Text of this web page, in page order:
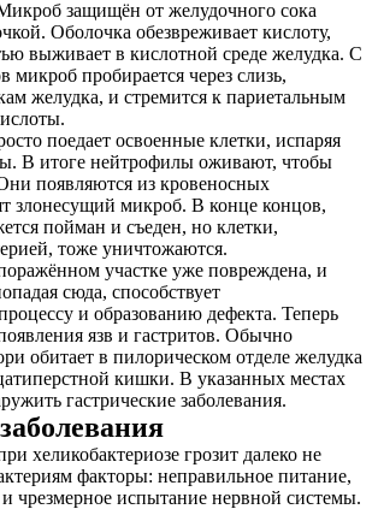
защищён от желудочного сока
Оболочка обезвреживает кислоту,
выживает в кислотной среде желудка. С
пробирается через слизь,
желудка, и стремится к париетальным
поедает освоенные клетки, испаряя
В итоге нейтрофилы оживают, чтобы
появляются из кровеносных
злонесущий микроб. В конце концов,
пойман и съеден, но клетки,
тоже уничтожаются.
участке уже повреждена, и
сюда, способствует
и образованию дефекта. Теперь
язв и гастритов. Обычно
обитает в пилорическом отделе желудка
кишки. В указанных местах
гастрические заболевания.
хеликобактериозе грозит далеко не
факторы: неправильное питание,
и чрезмерное испытание нервной системы.